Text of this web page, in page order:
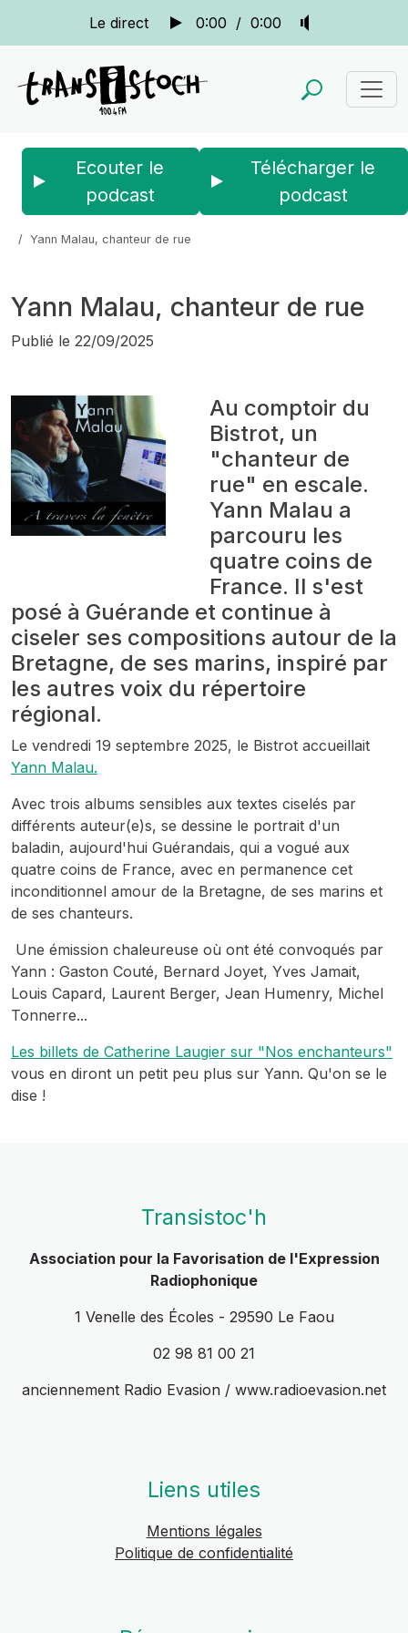
Le direct 0:00 / 0:00
Ecouter le
podcast
Télécharger le
podcast
Yann Malau, chanteur de rue
Yann Malau, chanteur de rue
Publié le 22/09/2025
Au comptoir du
Bistrot, un
"chanteur de
rue" en escale.
Yann Malau a
parcouru les
quatre coins de
France. Il s'est
posé à Guérande et continue à
ciseler ses compositions autour de la
Bretagne, de ses marins, inspiré par
les autres voix du répertoire
régional.
Le vendredi 19 septembre 2025, le Bistrot accueillait
Yann Malau.
Avec trois albums sensibles aux textes ciselés par
différents auteur(e)s, se dessine le portrait d'un
baladin, aujourd'hui Guérandais, qui a vogué aux
quatre coins de France, avec en permanence cet
inconditionnel amour de la Bretagne, de ses marins et
de ses chanteurs.
Une émission chaleureuse où ont été convoqués par
Yann : Gaston Couté, Bernard Joyet, Yves Jamait,
Louis Capard, Laurent Berger, Jean Humenry, Michel
Tonnerre...
Les billets de Catherine Laugier sur "Nos enchanteurs"
vous en diront un petit peu plus sur Yann. Qu'on se le
dise !
Transistoc'h
Association pour la Favorisation de l'Expression
Radiophonique
1 Venelle des Écoles - 29590 Le Faou
02 98 81 00 21
anciennement Radio Evasion / www.radioevasion.net
Liens utiles
Mentions légales
Politique de confidentialité